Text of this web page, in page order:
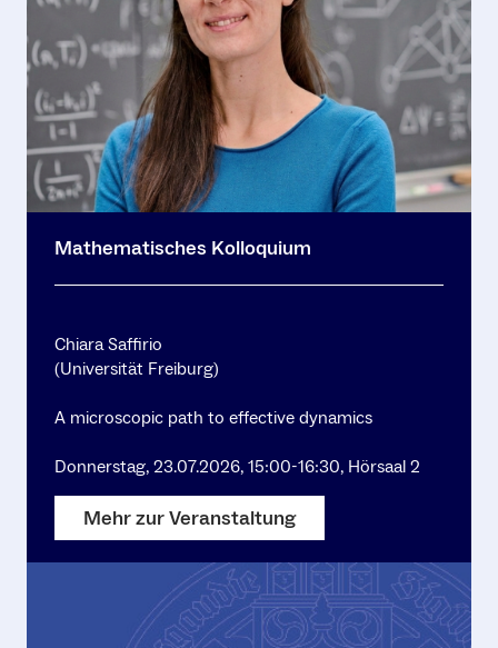
Mathematisches Kolloquium
Chiara Saffirio
(Universität Freiburg)
A microscopic path to effective dynamics
Donnerstag, 23.07.2026, 15:00-16:30, Hörsaal 2
Mehr zur Veranstaltung